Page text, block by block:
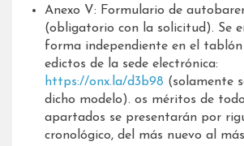
Anexo V: Formulario de
(obligatorio con la solicitud). Se
forma independiente en el tablón
edictos de la sede electrónica:
https://onx.la/d3b98 (solamente
dicho modelo). os méritos de
apartados se presentarán por
cronológico, del más nuevo al